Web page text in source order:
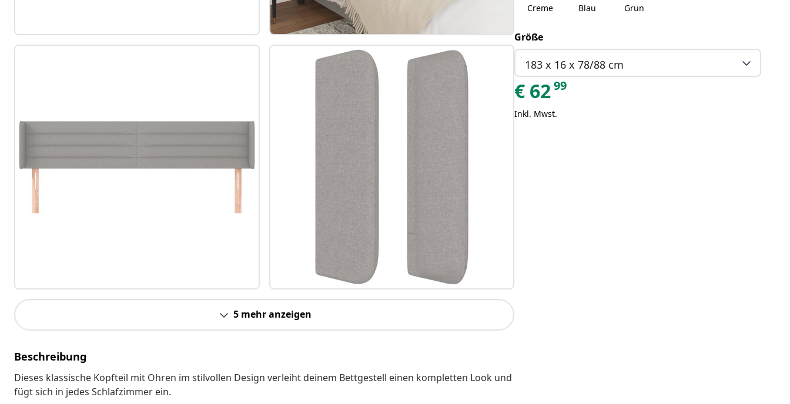
5 mehr anzeigen
Beschreibung
Dieses klassische Kopfteil mit Ohren im stilvollen Design verleiht deinem Bettgestell einen kompletten Look und
fügt sich in jedes Schlafzimmer ein.
Creme Blau Grün
Größe
183 x 16 x 78/88 cm
€ 6299
Inkl. Mwst.